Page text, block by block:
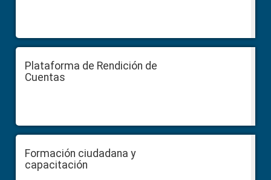
Plataforma de Rendición de
Cuentas
Formación ciudadana y
capacitación